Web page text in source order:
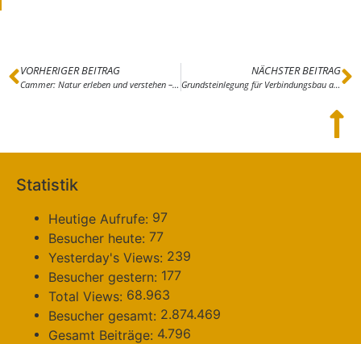
VORHERIGER BEITRAG
Cammer: Natur erleben und verstehen – Auszeichnung Naturpark-Kita
NÄCHSTER BEITRAG
Grundsteinlegung für Verbindungsbau auf Schulcampus Lehnin
Statistik
Heutige Aufrufe: 97
Besucher heute: 77
Yesterday's Views: 239
Besucher gestern: 177
Total Views: 68.963
Besucher gesamt: 2.874.469
Gesamt Beiträge: 4.796